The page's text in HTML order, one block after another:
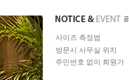
사이즈 측정법
방문시 사무실 위치
주민번호 없이 회원가